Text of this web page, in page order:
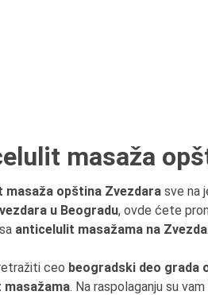
masaža
masaža opština Zvezdara sve na
u Beogradu, ovde ćete
anticelulit masažama na
ceo beogradski deo grada
. Na raspolaganju su